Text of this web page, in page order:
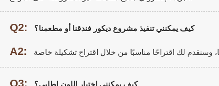
Q2: كيف يمكنني تنفيذ مشروع ديكور فندقنا أو مطعمنا؟
A2:
Q3: كيف يمكنني اختيار اللون لطلبي؟